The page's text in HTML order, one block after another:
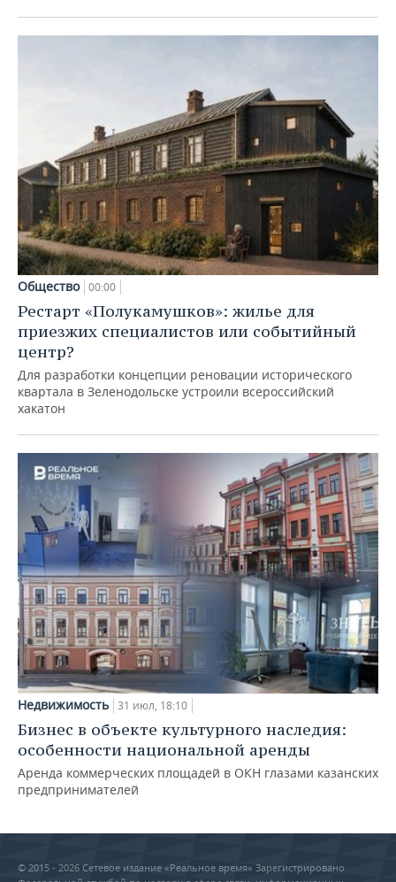
Общество 00:00
Рестарт «Полукамушков»: жилье для
приезжих специалистов или событийный
центр?
Для разработки концепции реновации исторического
квартала в Зеленодольске устроили всероссийский
хакатон
Недвижимость 31 июл, 18:10
Бизнес в объекте культурного наследия:
особенности национальной аренды
Аренда коммерческих площадей в ОКН глазами казанских
предпринимателей
© 2015 - 2026 Сетевое издание «Реальное время» Зарегистрировано